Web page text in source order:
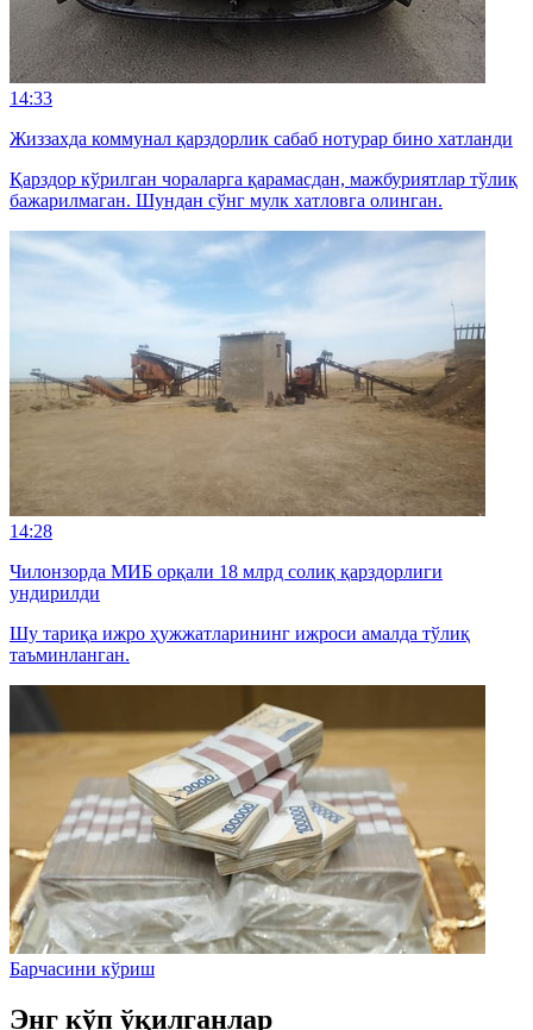
14:33
Жиззахда коммунал қарздорлик сабаб нотурар бино хатланди
Қарздор кўрилган чораларга қарамасдан, мажбуриятлар тўлиқ
бажарилмаган. Шундан сўнг мулк хатловга олинган.
14:28
Чилонзорда МИБ орқали 18 млрд солиқ қарздорлиги
ундирилди
Шу тариқа ижро ҳужжатларининг ижроси амалда тўлиқ
таъминланган.
Барчасини кўриш
Энг кўп ўқилганлар